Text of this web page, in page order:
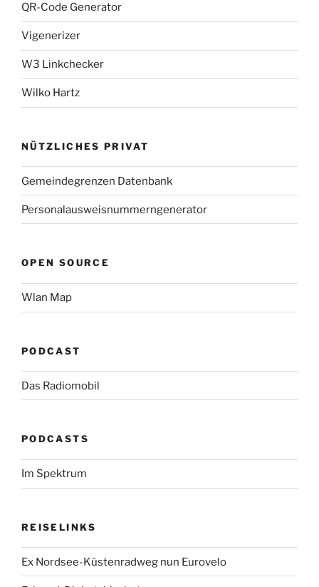
QR-Code Generator
Vigenerizer
W3 Linkchecker
Wilko Hartz
NÜTZLICHES PRIVAT
Gemeindegrenzen Datenbank
Personalausweisnummerngenerator
OPEN SOURCE
Wlan Map
PODCAST
Das Radiomobil
PODCASTS
Im Spektrum
REISELINKS
Ex Nordsee-Küstenradweg nun Eurovelo